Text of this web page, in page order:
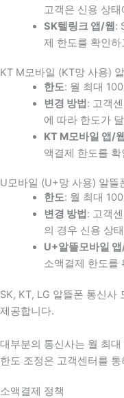
고객은 신용 상
SK텔링크 앱/웹 :
제 한도를 확인
KT M모바일 (KT망 사용)
한도: 월 최대
변경 방법 : 고객
에 따라 한도가
KT M모바일 앱/웹
액결제 한도를
U모바일 (U+망 사용) 알뜰
한도: 월 최대
변경 방법 : 고객
의 경우 신용 상
U+알뜰모바일 앱
소액결제 한도를
SK, KT, LG 알뜰폰 통신사
제공합니다.
대부분의 통신사는 월 최
한도 조정은 고객센터를
소액결제 정책